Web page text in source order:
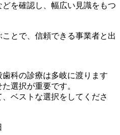
を確認し、幅広い見識をもつ
とで、信頼できる事業者と出
科の診療は多岐に渡ります
選択が重要です。
ベストな選択をしてくださ